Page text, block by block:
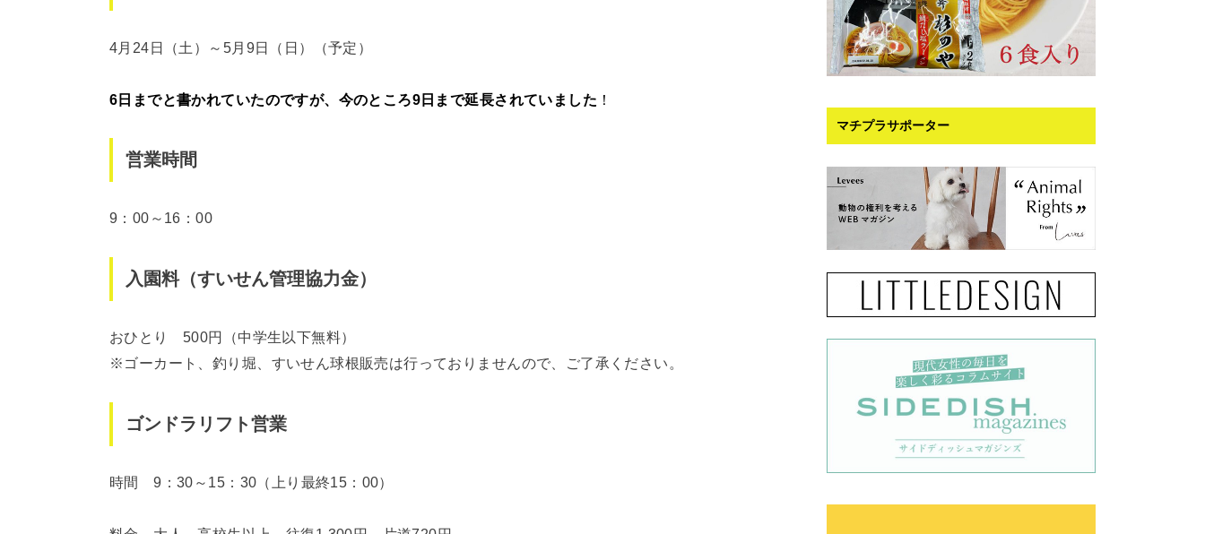
4月24日（土）～5月9日（日）（予定）
6日までと書かれていたのですが、今のところ9日まで延長されていました ！
営業時間
9：00～16：00
入園料（すいせん管理協力金）
おひとり 500円（中学生以下無料）
※ゴーカート、釣り堀、すいせん球根販売は行っておりませんので、ご了承ください。
ゴンドラリフト営業
時間 9：30～15：30（上り最終15：00）
マチプラサポーター